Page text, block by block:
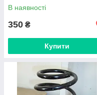
В наявності
350 ₴
Купити